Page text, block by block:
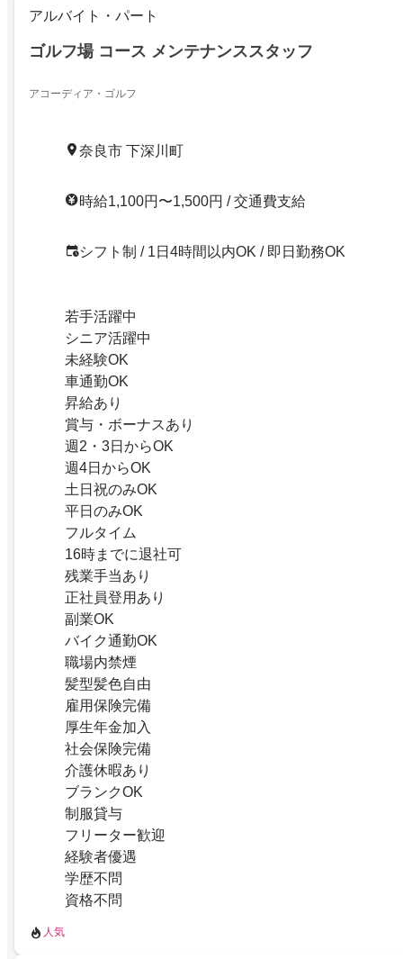
アルバイト・パート
ゴルフ場 コース メンテナンススタッフ
アコーディア・ゴルフ
奈良市 下深川町
時給1,100円〜1,500円 / 交通費支給
シフト制 / 1日4時間以内OK / 即日勤務OK
若手活躍中
シニア活躍中
未経験OK
車通勤OK
昇給あり
賞与・ボーナスあり
週2・3日からOK
週4日からOK
土日祝のみOK
平日のみOK
フルタイム
16時までに退社可
残業手当あり
正社員登用あり
副業OK
バイク通勤OK
職場内禁煙
髪型髪色自由
雇用保険完備
厚生年金加入
社会保険完備
介護休暇あり
ブランクOK
制服貸与
フリーター歓迎
経験者優遇
学歴不問
資格不問
人気